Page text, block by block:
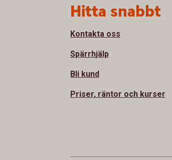
Hitta snabbt
Kontakta oss
Spärrhjälp
Bli kund
Priser, räntor och kurser